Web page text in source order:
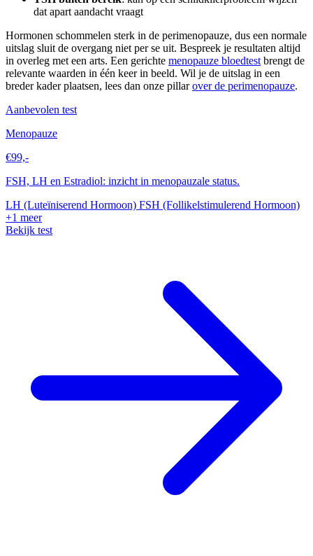
dat apart aandacht vraagt
Hormonen schommelen sterk in de perimenopauze, dus een normale
uitslag sluit de overgang niet per se uit. Bespreek je resultaten altijd
in overleg met een arts. Een gerichte menopauze bloedtest brengt de
relevante waarden in één keer in beeld. Wil je de uitslag in een
breder kader plaatsen, lees dan onze pillarover de perimenopauze.
Aanbevolen test
Menopauze
€99,-
FSH, LH en Estradiol: inzicht in menopauzale status.
LH (Luteïniserend Hormoon) FSH (Follikelstimulerend Hormoon)
+1 meer
Bekijk test